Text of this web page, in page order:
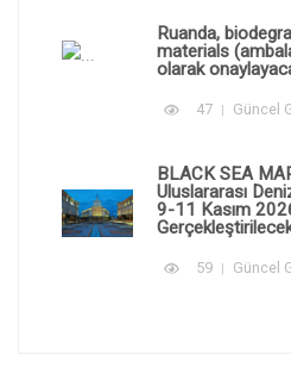
Ruanda,
materials
olarak
47 Güncel
BLACK SEA
Uluslararası
9-11 Kasım
59 Güncel